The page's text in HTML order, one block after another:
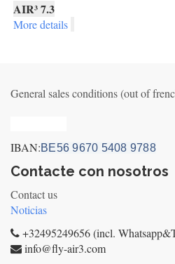
AIR³ 7.3
More details
General sales conditions (out of
IBAN:BE56 9670 5408 9788
Contacte con nosotros
Contact us
Noticias
+32495249656 (incl.
info@fly-air3.com